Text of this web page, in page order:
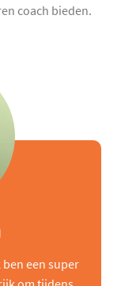
coach bieden.
een super